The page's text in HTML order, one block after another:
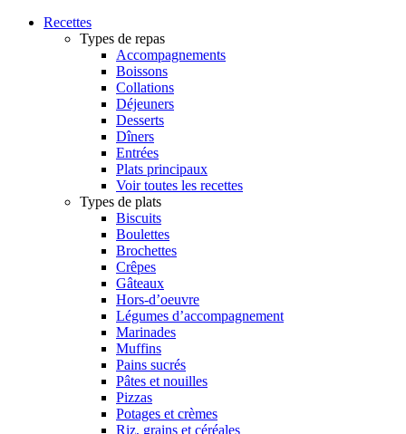
Recettes
Types de repas
Accompagnements
Boissons
Collations
Déjeuners
Desserts
Dîners
Entrées
Plats principaux
Voir toutes les recettes
Types de plats
Biscuits
Boulettes
Brochettes
Crêpes
Gâteaux
Hors-d’oeuvre
Légumes d’accompagnement
Marinades
Muffins
Pains sucrés
Pâtes et nouilles
Pizzas
Potages et crèmes
Riz, grains et céréales